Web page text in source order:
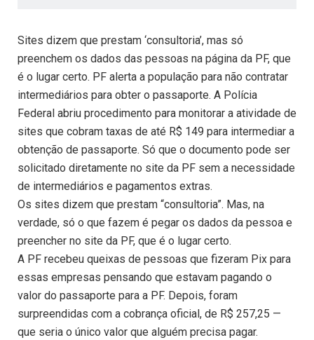
Sites dizem que prestam ‘consultoria’, mas só
preenchem os dados das pessoas na página da PF, que
é o lugar certo. PF alerta a população para não contratar
intermediários para obter o passaporte. A Polícia
Federal abriu procedimento para monitorar a atividade de
sites que cobram taxas de até R$ 149 para intermediar a
obtenção de passaporte. Só que o documento pode ser
solicitado diretamente no site da PF sem a necessidade
de intermediários e pagamentos extras.
Os sites dizem que prestam “consultoria”. Mas, na
verdade, só o que fazem é pegar os dados da pessoa e
preencher no site da PF, que é o lugar certo.
A PF recebeu queixas de pessoas que fizeram Pix para
essas empresas pensando que estavam pagando o
valor do passaporte para a PF. Depois, foram
surpreendidas com a cobrança oficial, de R$ 257,25 —
que seria o único valor que alguém precisa pagar.